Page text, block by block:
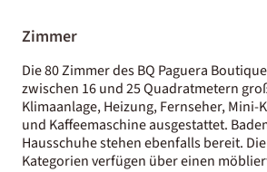
Zimmer
Die 80 Zimmer des BQ Paguera
zwischen 16 und 25 Quadratmetern
Klimaanlage, Heizung, Fernseher, Mini-
und Kaffeemaschine ausgestattet.
Hausschuhe stehen ebenfalls bereit.
Kategorien verfügen über einen